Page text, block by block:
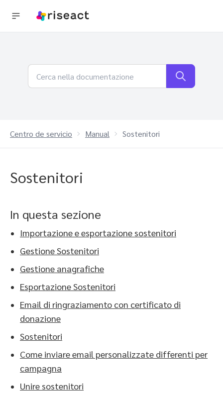
Centro de servicio Manual Sostenitori
Sostenitori
In questa sezione
Importazione e esportazione sostenitori
Gestione Sostenitori
Gestione anagrafiche
Esportazione Sostenitori
Email di ringraziamento con certificato di
donazione
Sostenitori
Come inviare email personalizzate differenti per
campagna
Unire sostenitori